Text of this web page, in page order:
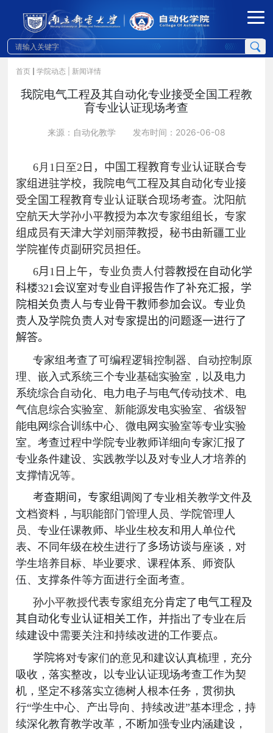
首页 学院动态 | 新闻详情
我院电气工程及其自动化专业接受全国工程教
育专业认证现场考查
来源：自动化教学 发布时间：2026-06-08
6 月 1 日至2 日，中国工程教育专业认证联合专
家组 进驻学校 ， 我院电气工程及其自动化专业接
受全国工程教育专业认证联合现场考查。 沈阳航
空航天大学孙小平教授为本次专家组组长，专家
组成员有天津大学刘丽萍教授，秘书由新疆工业
学院崔传贞副研究员担任。
6月 1 日上午，专业负责人付蓉教授在自动化学
科楼321会议室对专业自评报告作了补充汇报 ，学
院相关负责人与专业骨干教师参加会议。专业负
责人及学院负责人对专家提出的问题逐一进行了
解答。
专家组考查了可编程逻辑控制器、自动控制原
理、嵌入式系统三个专业基础实验室，以及电力
系统综合自动化、电力电子与电气传动技术、电
气信息综合实验室、新能源发电实验室、省级智
能电网综合训练中心、微电网实验室等专业实验
室。考查过程中学院专业教师详细向专家汇报了
专业条件建设、实践教学以及对专业人才培养的
支撑情况等。
考查期间，专家组调阅了专业相关教学文件及
文档资料，与职能部门管理人员、学院管理人
员、专业任课教师、毕业生校友和用人单位代
表、不同年级在校生进行了多场访谈与座谈，对
学生培养目标、毕业要求、课程体系、师资队
伍、支撑条件等方面进行全面考查。
孙小平教授代表专家组 充分肯定了 电气工程及
其自动化专业认证相关工作，并指出了专业在后
续建设中需要关注和持续改进的工作要点。
学院将对专家们的意见和建议认真梳理，充分
吸收，落实整改 ，
以专业认证现场考查工作为契
机，坚定不移落实立德树人根本任务，贯彻执
行“学生中心、产出导向、持续改进”基本理念，持
续深化教育教学改革，不断加强专业内涵建设，